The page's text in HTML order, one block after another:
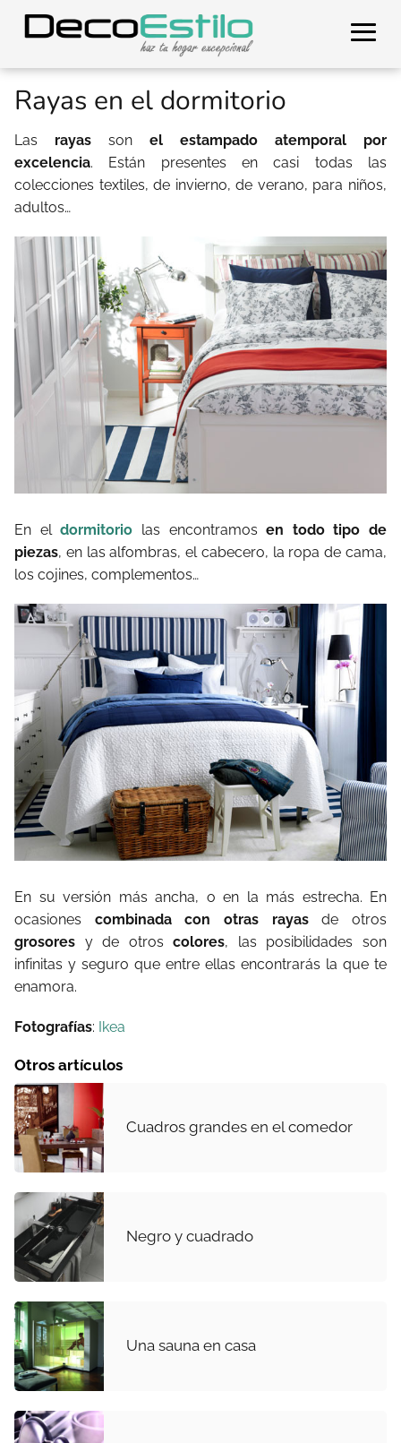
Rayas en el dormitorio
Las rayas son el estampado atemporal por
excelencia. Están presentes en casi todas las
colecciones textiles, de invierno, de verano, para niños,
adultos…
En eldormitorio las encontramosen todo tipo de
piezas, en las alfombras, el cabecero, la ropa de cama,
los cojines, complementos…
En su versión más ancha, o en la más estrecha. En
ocasiones combinada con otras rayasde otros
grosores y de otroscolores, las posibilidades son
infinitas y seguro que entre ellas encontrarás la que te
enamora.
Fotografías: Ikea
Otros artículos
Cuadros grandes en el comedor
Negro y cuadrado
Una sauna en casa